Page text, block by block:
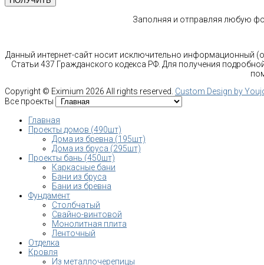
Заполняя и отправляя любую
Данный интернет-сайт носит исключительно информационный
Статьи 437 Гражданского кодекса РФ. Для получения
Copyright © Eximium 2026 All rights reserved. Custom Design by
Все проекты
Главная
Проекты домов (490шт)
Дома из бревна (195шт)
Дома из бруса (295шт)
Проекты бань (450шт)
Каркасные бани
Бани из бруса
Бани из бревна
Фундамент
Столбчатый
Свайно-винтовой
Монолитная плита
Ленточный
Отделка
Кровля
Из металлочерепицы